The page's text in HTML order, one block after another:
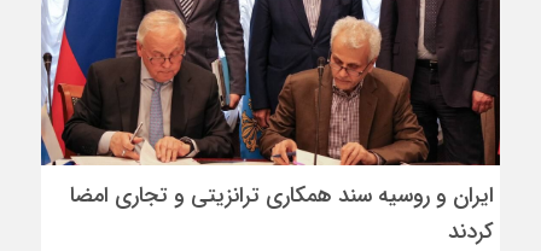
ایران و روسیه سند همکاری ترانزیتی و تجاری امضا
کردند